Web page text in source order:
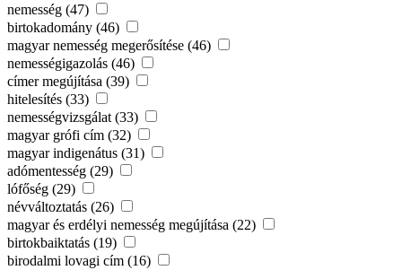
nemesség (47)
birtokadomány (46)
magyar nemesség megerősítése (46)
nemességigazolás (46)
címer megújítása (39)
hitelesítés (33)
nemességvizsgálat (33)
magyar grófi cím (32)
magyar indigenátus (31)
adómentesség (29)
lófőség (29)
névváltoztatás (26)
magyar és erdélyi nemesség megújítása (22)
birtokbaiktatás (19)
birodalmi lovagi cím (16)